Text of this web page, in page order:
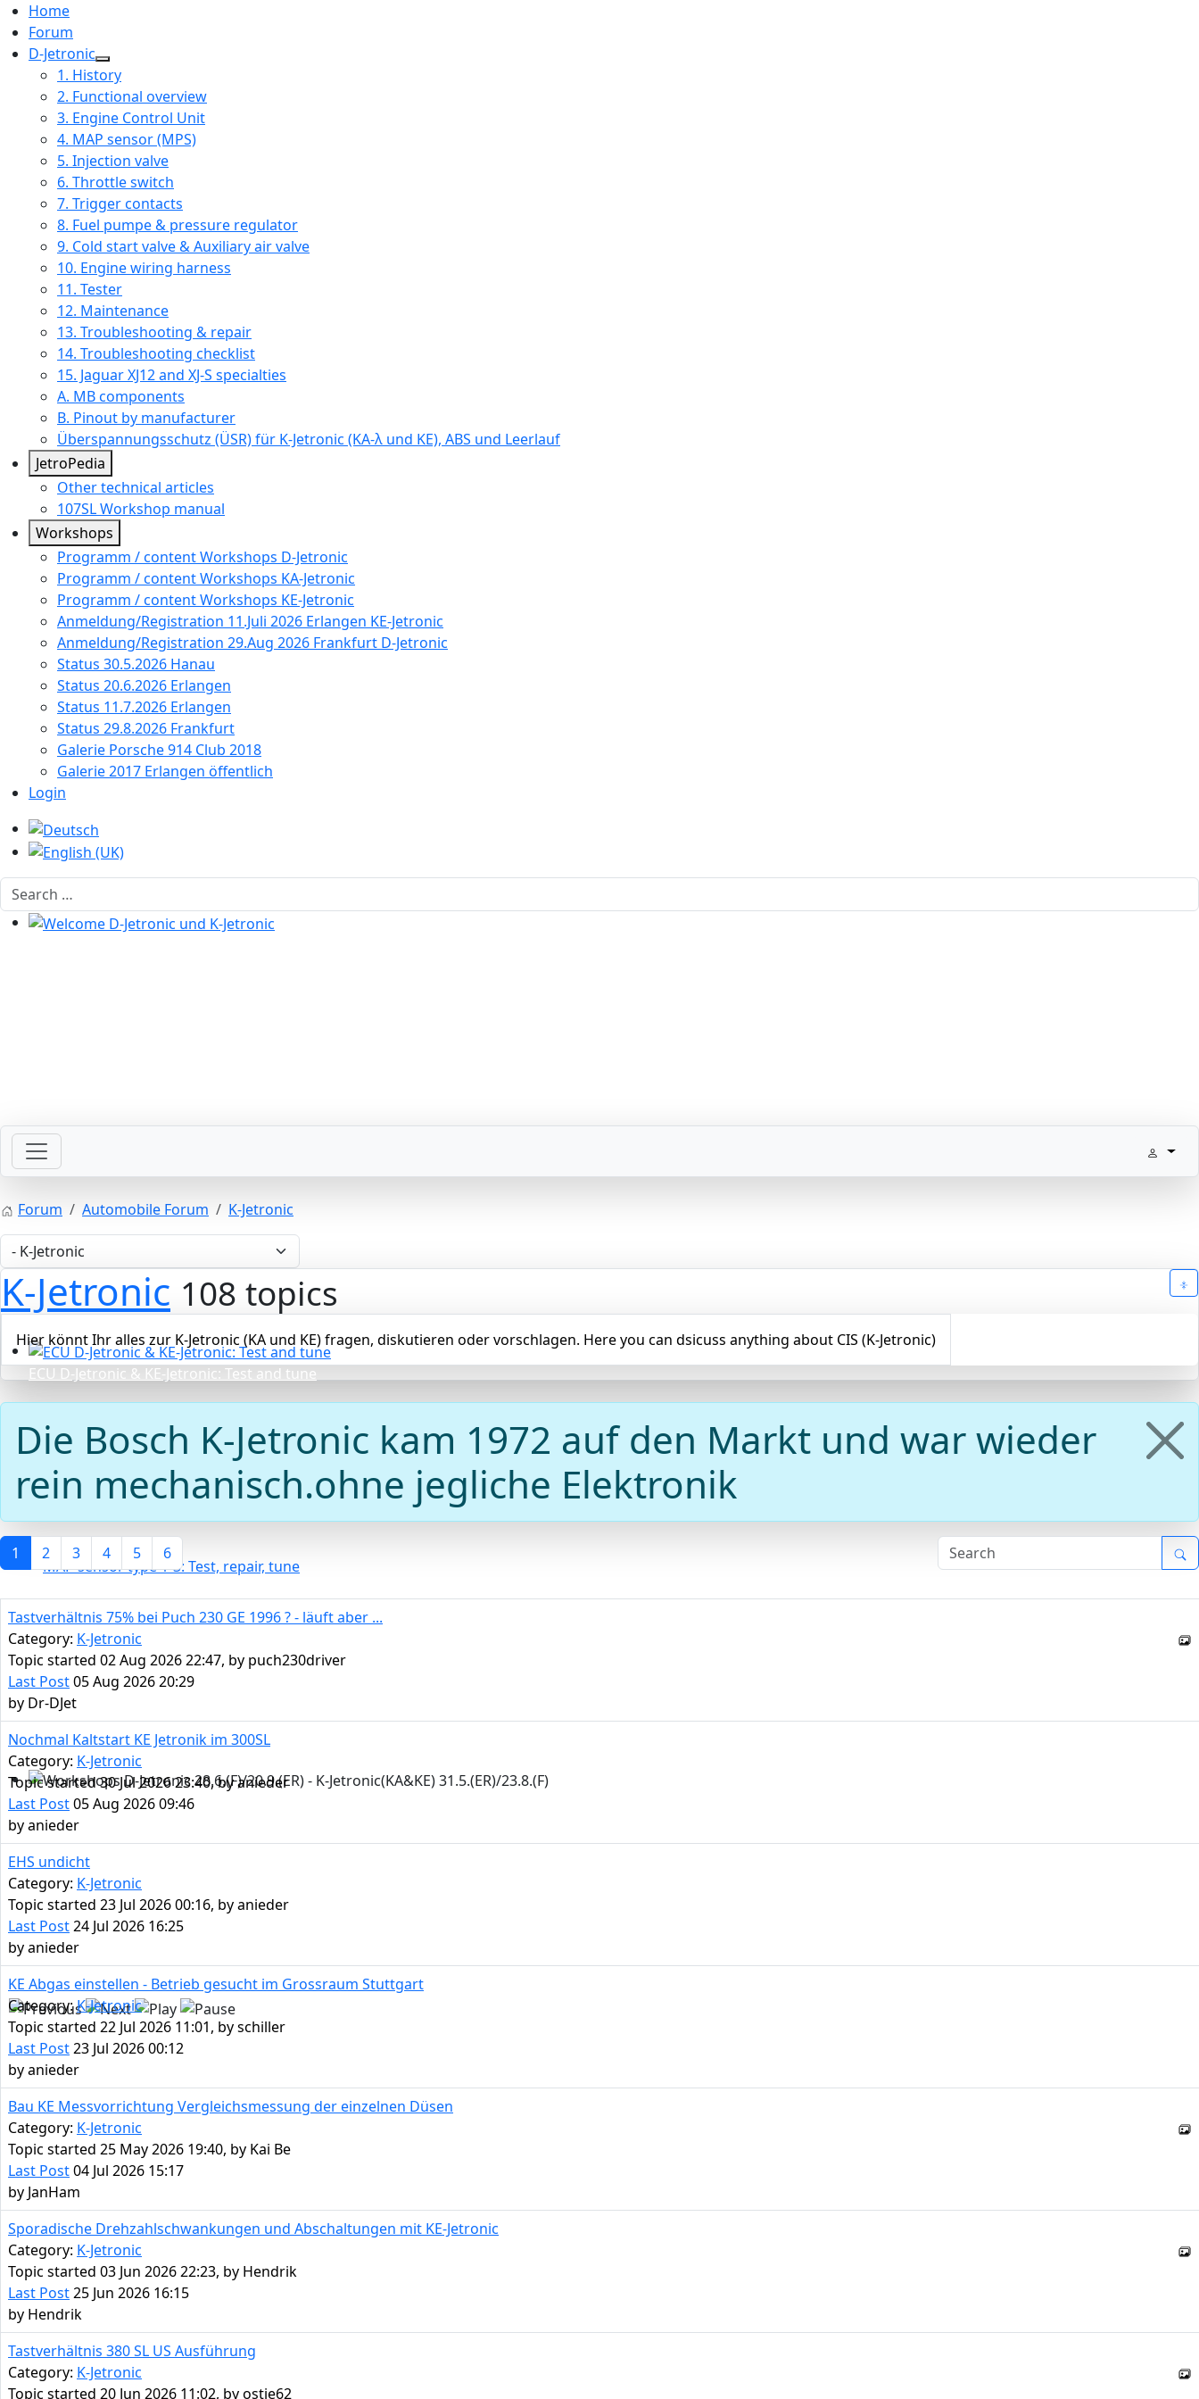
Home
Forum
D-Jetronic
1. History
2. Functional overview
3. Engine Control Unit
4. MAP sensor (MPS)
5. Injection valve
6. Throttle switch
7. Trigger contacts
8. Fuel pumpe & pressure regulator
9. Cold start valve & Auxiliary air valve
10. Engine wiring harness
11. Tester
12. Maintenance
13. Troubleshooting & repair
14. Troubleshooting checklist
15. Jaguar XJ12 and XJ-S specialties
A. MB components
B. Pinout by manufacturer
Überspannungsschutz (ÜSR) für K-Jetronic (KA-λ und KE), ABS und Leerlauf
JetroPedia
Other technical articles
107SL Workshop manual
Workshops
Programm / content Workshops D-Jetronic
Programm / content Workshops KA-Jetronic
Programm / content Workshops KE-Jetronic
Anmeldung/Registration 11.Juli 2026 Erlangen KE-Jetronic
Anmeldung/Registration 29.Aug 2026 Frankfurt D-Jetronic
Status 30.5.2026 Hanau
Status 20.6.2026 Erlangen
Status 11.7.2026 Erlangen
Status 29.8.2026 Frankfurt
Galerie Porsche 914 Club 2018
Galerie 2017 Erlangen öffentlich
Login
Select your language
Search
Welcome with your ignition
ECU D-Jetronic & KE-Jetronic: Test and tune
Workshops D-Jetronic 28.6.(F)/20.9.(ER) - K-Jetronic(KA&KE) 31.5.(ER)/23.8.(F)
Forum Automobile Forum K-Jetronic
K-Jetronic 108 topics
Hier könnt Ihr alles zur K-Jetronic (KA und KE) fragen, diskutieren oder vorschlagen. Here you can dsicuss anything about CIS (K-Jetronic)
Die Bosch K-Jetronic kam 1972 auf den Markt und war wieder
rein mechanisch.ohne jegliche Elektronik
1 2 3 4 5 6
Tastverhältnis 75% bei Puch 230 GE 1996 ? - läuft aber ...
Category: K-Jetronic
Topic started 02 Aug 2026 22:47, by puch230driver
Last Post05 Aug 2026 20:29
by Dr-DJet
Nochmal Kaltstart KE Jetronik im 300SL
Category: K-Jetronic
Topic started 30 Jul 2026 23:40, byanieder
Last Post05 Aug 2026 09:46
byanieder
EHS undicht
Category: K-Jetronic
Topic started 23 Jul 2026 00:16, byanieder
Last Post24 Jul 2026 16:25
byanieder
KE Abgas einstellen - Betrieb gesucht im Grossraum Stuttgart
Category:K-Jetronic
Topic started 22 Jul 2026 11:01, byschiller
Last Post23 Jul 2026 00:12
byanieder
Bau KE Messvorrichtung Vergleichsmessung der einzelnen Düsen
Category: K-Jetronic
Topic started 25 May 2026 19:40, by Kai Be
Last Post04 Jul 2026 15:17
by JanHam
Sporadische Drehzahlschwankungen und Abschaltungen mit KE-Jetronic
Category: K-Jetronic
Topic started 03 Jun 2026 22:23, by Hendrik
Last Post25 Jun 2026 16:15
by Hendrik
Tastverhältnis 380 SL US Ausführung
Category: K-Jetronic
Topic started 20 Jun 2026 11:02, byostie62